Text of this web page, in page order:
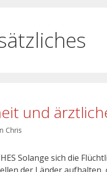
und
Chris
Solange sich die
der Länder aufhalten,